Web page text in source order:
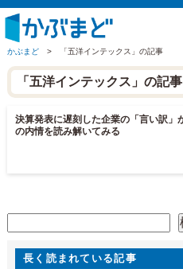
かぶまど > 「五洋インテックス」の記事
「五洋インテックス」の記事
決算発表に遅刻した企業の「言い訳」
の内情を読み解いてみる
長く読まれている記事